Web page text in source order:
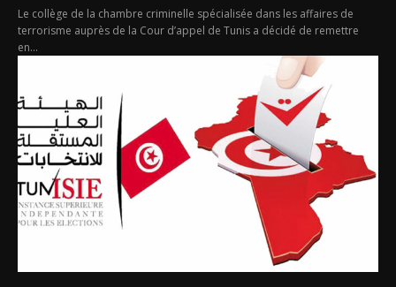
Le collège de la chambre criminelle spécialisée dans les affaires de
terrorisme auprès de la Cour d’appel de Tunis a décidé de remettre
en...